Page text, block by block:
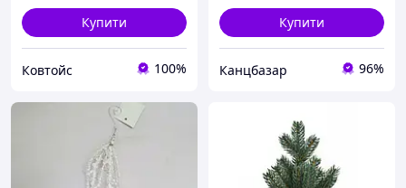
Купити
Ковтойс 100%
Купити
Канцбазар 96%